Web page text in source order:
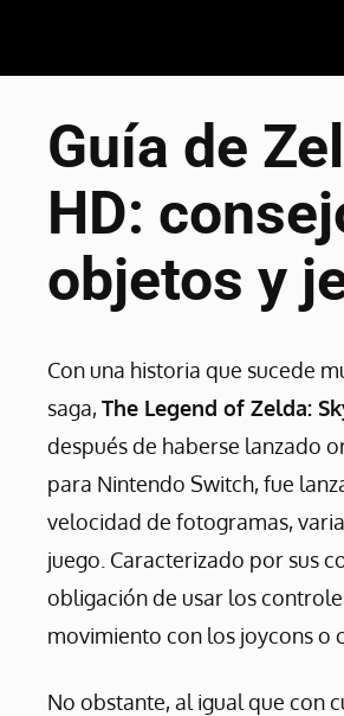
Guía de
HD:
objetos y
Con una historia que sucede
saga,The Legend of Zelda:
después de haberse lanzado
para Nintendo Switch, fue
velocidad de fotogramas,
juego. Caracterizado por sus
obligación de usar los
movimiento con los joycons o
No obstante, al igual que con